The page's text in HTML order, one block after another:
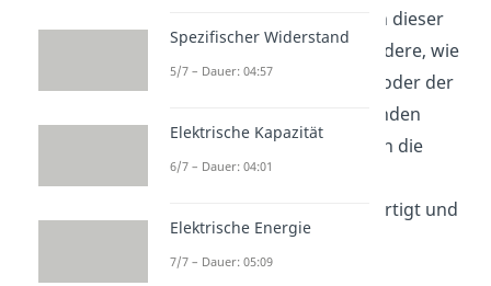
, denn dieser
kann alsGrundlagefür andere, wie
der
Zylinderkondensator
oder der
verstanden
werden. Außerdem werden die
Plattenkondensatoren am
häufigsten industriell gefertigt und
finden sich zum Beispiel in
Computern wieder.
Spezifischer Widerstand
5/7 – Dauer: 04:57
Elektrische Kapazität
6/7 – Dauer: 04:01
Elektrische Energie
7/7 – Dauer: 05:09